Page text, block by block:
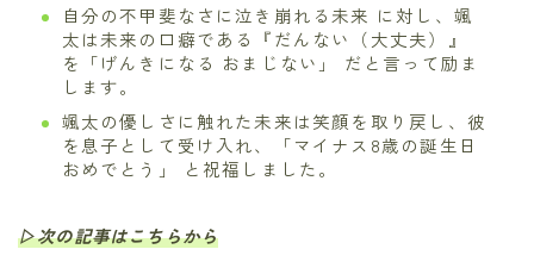
自分の不甲斐なさに泣き崩れる未来 に対し、颯
太は未来の口癖である『だんない（大丈夫）』
を「げんきになる おまじない」 だと言って励ま
します。
颯太の優しさに触れた未来は笑顔を取り戻し、彼
を息子として受け入れ、「マイナス8歳の誕生日
おめでとう」 と祝福しました。
▷次の記事はこちらから